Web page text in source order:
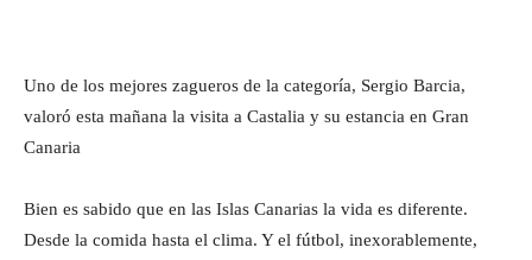
Uno de los mejores zagueros de la categoría, Sergio Barcia,
valoró esta mañana la visita a Castalia y su estancia en Gran
Canaria
Bien es sabido que en las Islas Canarias la vida es diferente.
Desde la comida hasta el clima. Y el fútbol, inexorablemente,